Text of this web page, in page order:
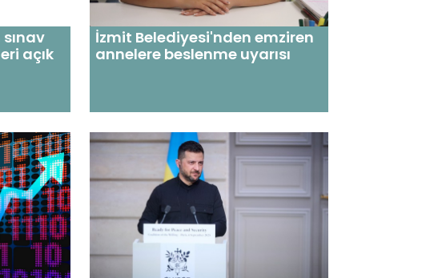
açık
İzmit Belediyesi'nden emziren
annelere beslenme uyarısı